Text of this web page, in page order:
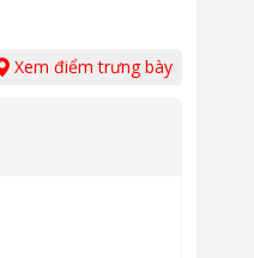
Xem điểm trưng bày